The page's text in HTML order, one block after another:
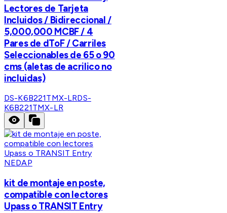
Lectores de Tarjeta
Incluidos / Bidireccional /
5,000,000 MCBF / 4
Pares de dToF / Carriles
Seleccionables de 65 o 90
cms (aletas de acrilico no
incluidas)
DS-K6B221TMX-LRDS-
K6B221TMX-LR
NEDAP
kit de montaje en poste,
compatible con lectores
Upass o TRANSIT Entry